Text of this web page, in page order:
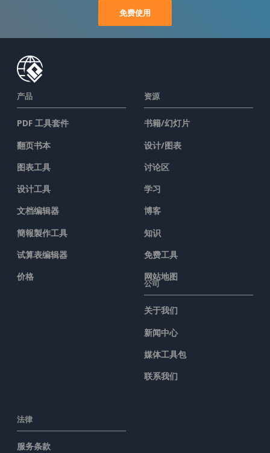
免费使用
产品
PDF 工具套件
翻页书本
图表工具
设计工具
文档编辑器
簡報製作工具
试算表编辑器
价格
资源
书籍/幻灯片
设计/图表
讨论区
学习
博客
知识
免费工具
网站地图
公司
关于我们
新闻中心
媒体工具包
联系我们
法律
服务条款